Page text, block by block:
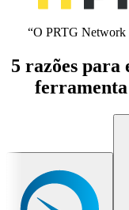
“O PRTG Network
5 razões para